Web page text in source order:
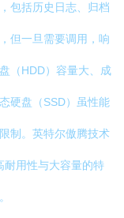
包括历史日志、归档
但一旦需要调用，响
（HDD）容量大、成
硬盘（SSD）虽性能
制。英特尔傲腾技术
耐用性与大容量的特